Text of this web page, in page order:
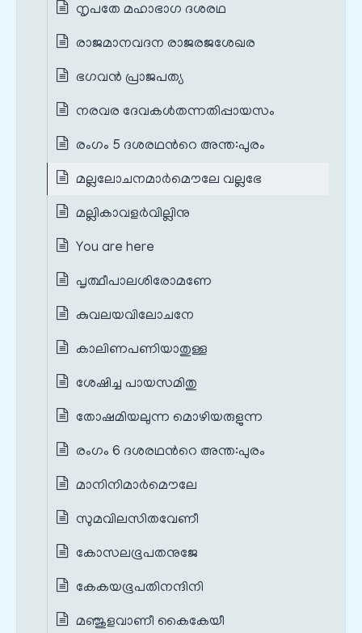
നൃപതേ മഹാഭാഗ ദശരഥ
രാജമാനവദന രാജരജശേഖര
ഭഗവൻ പ്രാജപത്യ
നരവര ദേവകൾതന്നതിപ്പായസം
രംഗം 5 ദശരഥന്‍റെ അന്ത:പുരം
മല്ലലോചനമാർമൌലേ വല്ലഭേ
മല്ലികാവളർവില്ലിനു
You are here
പൃത്ഥീപാലശിരോമണേ
കുവലയവിലോചനേ
കാലിണപണിയാതുള്ള
ശേഷിച്ച പായസമിതു
തോഷമിയലുന്ന മൊഴിയരുളുന്ന
രംഗം 6 ദശരഥന്‍റെ അന്ത:പുരം
മാനിനിമാർമൌലേ
സുമവിലസിതവേണീ
കോസലഭൂപതനുജേ
കേകയഭൂപതിനന്ദിനി
മഞ്ജുളവാണീ കൈകേയീ